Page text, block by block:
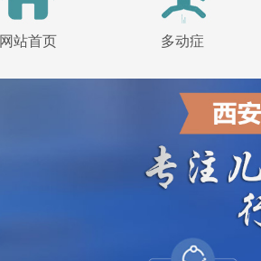
网站首页 多动症